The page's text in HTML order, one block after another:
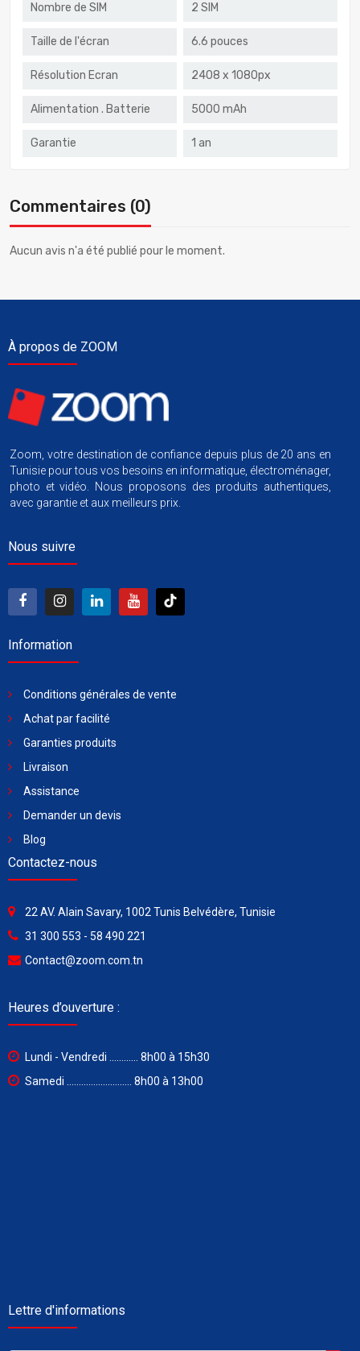
Nombre de SIM 2 SIM
Taille de l'écran 6.6 pouces
Résolution Ecran 2408 x 1080px
Alimentation . Batterie 5000 mAh
Garantie 1 an
Commentaires (0)
Aucun avis n'a été publié pour le moment.
À propos de ZOOM
Zoom, votre destination de confiance depuis plus de 20 ans en
Tunisie pour tous vos besoins en informatique, électroménager,
photo et vidéo. Nous proposons des produits authentiques,
avec garantie et aux meilleurs prix.
Nous suivre
Information
Conditions générales de vente
Achat par facilité
Garanties produits
Livraison
Assistance
Demander un devis
Blog
Contactez-nous
22 AV. Alain Savary, 1002 Tunis Belvédère, Tunisie
31 300 553 - 58 490 221
Contact@zoom.com.tn
Heures d’ouverture :
Lundi - Vendredi ............ 8h00 à 15h30
Samedi ........................... 8h00 à 13h00
Lettre d'informations